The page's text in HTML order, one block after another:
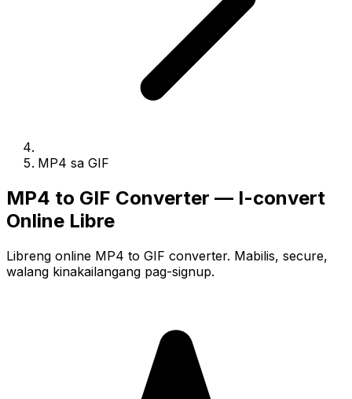
MP4 sa GIF
MP4 to GIF Converter — I-convert
Online Libre
Libreng online MP4 to GIF converter. Mabilis, secure,
walang kinakailangang pag-signup.